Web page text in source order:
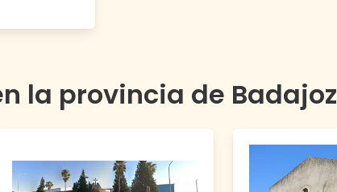
la provincia de Badajoz